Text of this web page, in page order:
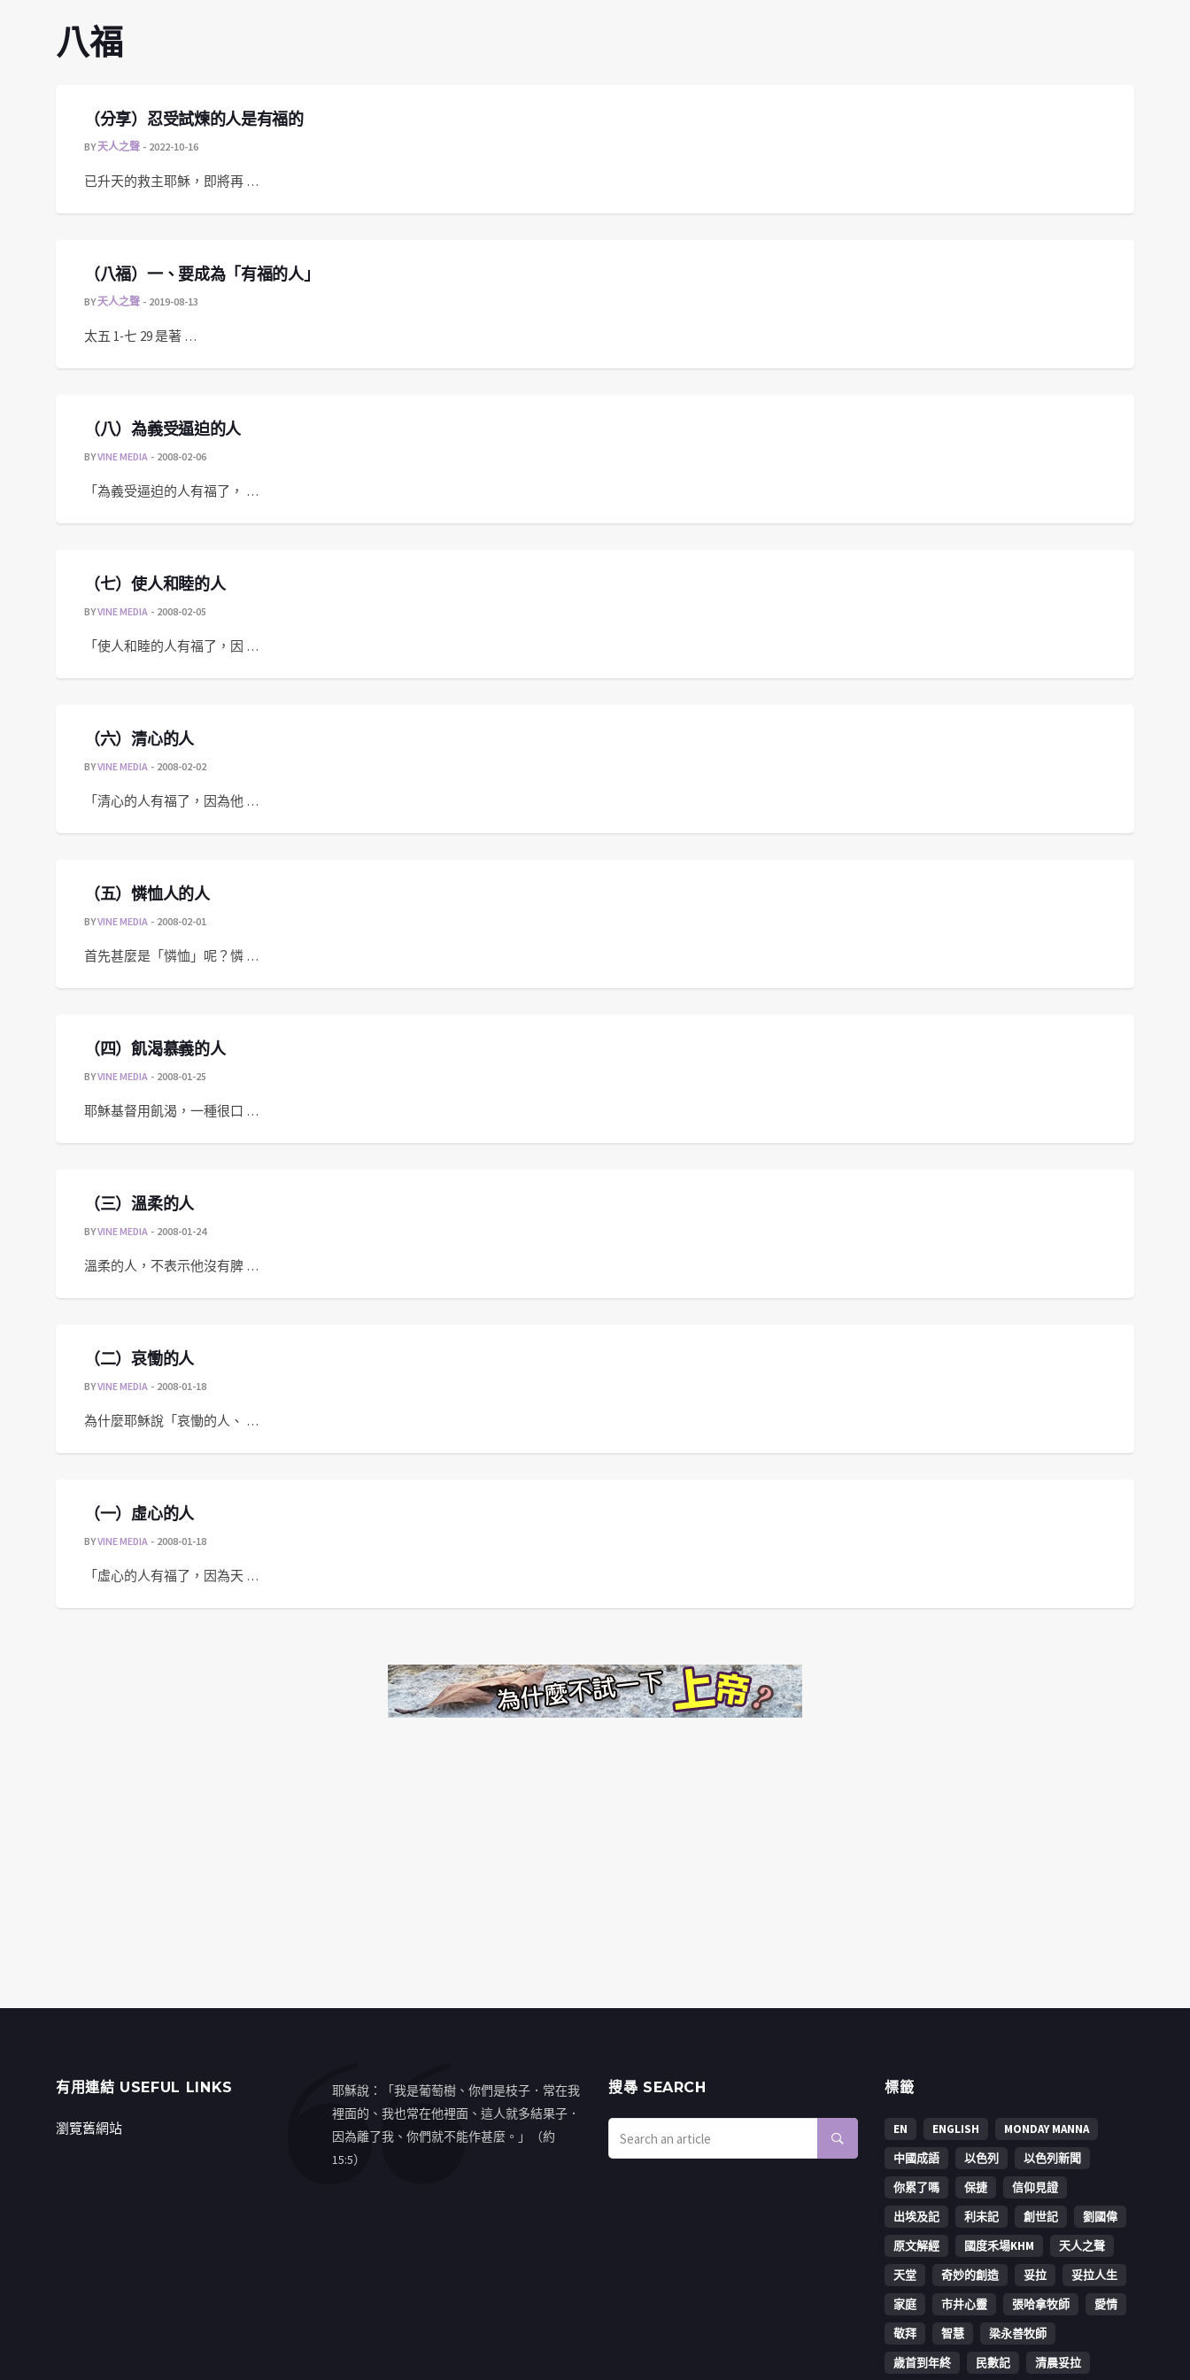
八福
（分享）忍受試煉的人是有福的
BY天人之聲 2022-10-16
已升天的救主耶穌，即將再 …
（八福）一、要成為「有福的人」
BY天人之聲 2019-08-13
太五 1-七 29 是著 …
（八）為義受逼迫的人
BYVINE MEDIA 2008-02-06
「為義受逼迫的人有福了， …
（七）使人和睦的人
BYVINE MEDIA 2008-02-05
「使人和睦的人有福了，因 …
（六）清心的人
BYVINE MEDIA 2008-02-02
「清心的人有福了，因為他 …
（五）憐恤人的人
BYVINE MEDIA 2008-02-01
首先甚麼是「憐恤」呢？憐 …
（四）飢渴慕義的人
BYVINE MEDIA 2008-01-25
耶穌基督用飢渴，一種很口 …
（三）溫柔的人
BYVINE MEDIA 2008-01-24
溫柔的人，不表示他沒有脾 …
（二）哀慟的人
BYVINE MEDIA 2008-01-18
為什麼耶穌說「哀慟的人、 …
（一）虛心的人
BYVINE MEDIA 2008-01-18
「虛心的人有福了，因為天 …
有用連結 USEFUL LINKS
瀏覽舊網站
耶穌說：「我是葡萄樹、你們是枝子．常在我
裡面的、我也常在他裡面、這人就多結果子．
因為離了我、你們就不能作甚麼。」（約
15:5）
搜㝷 SEARCH 標籤
EN ENGLISH
MONDAY MANNA
中國成語
以色列
以色列新聞
你累了嗎
保捷
信仰見證
出埃及記
利未記 創世記
劉國偉
原文解經
國度禾場KHM
天人之聲
天堂
奇妙的創造 妥拉
妥拉人生
家庭
市井心靈 張哈拿牧師
愛情
敬拜
智慧
梁永善牧師
歳首到年終
民數記 清晨妥拉